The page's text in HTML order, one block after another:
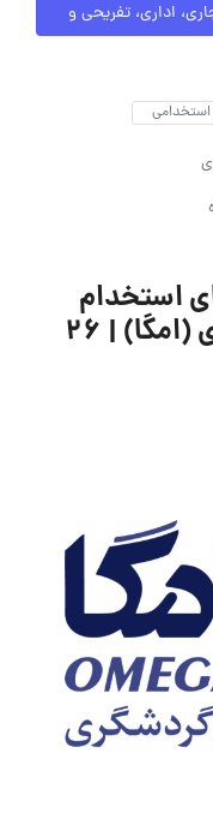
اداری، تفریحی و
استخدامی
استخدام
توسعه امید افق گردشگری (امگا) | ۲۶